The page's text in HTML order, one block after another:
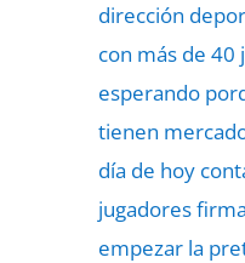
dirección
con más de 40
esperando
tienen
día de hoy
jugadores
empezar la